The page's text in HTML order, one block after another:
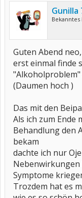
Gunilla
Guten Abend neo,
erst einmal finde
(Daumen hoch )
Das mit den
Als ich zum Ende
Behandlung den
bekam
dachte ich nur
Nebenwirkungen
Symptome
Trozdem hat es